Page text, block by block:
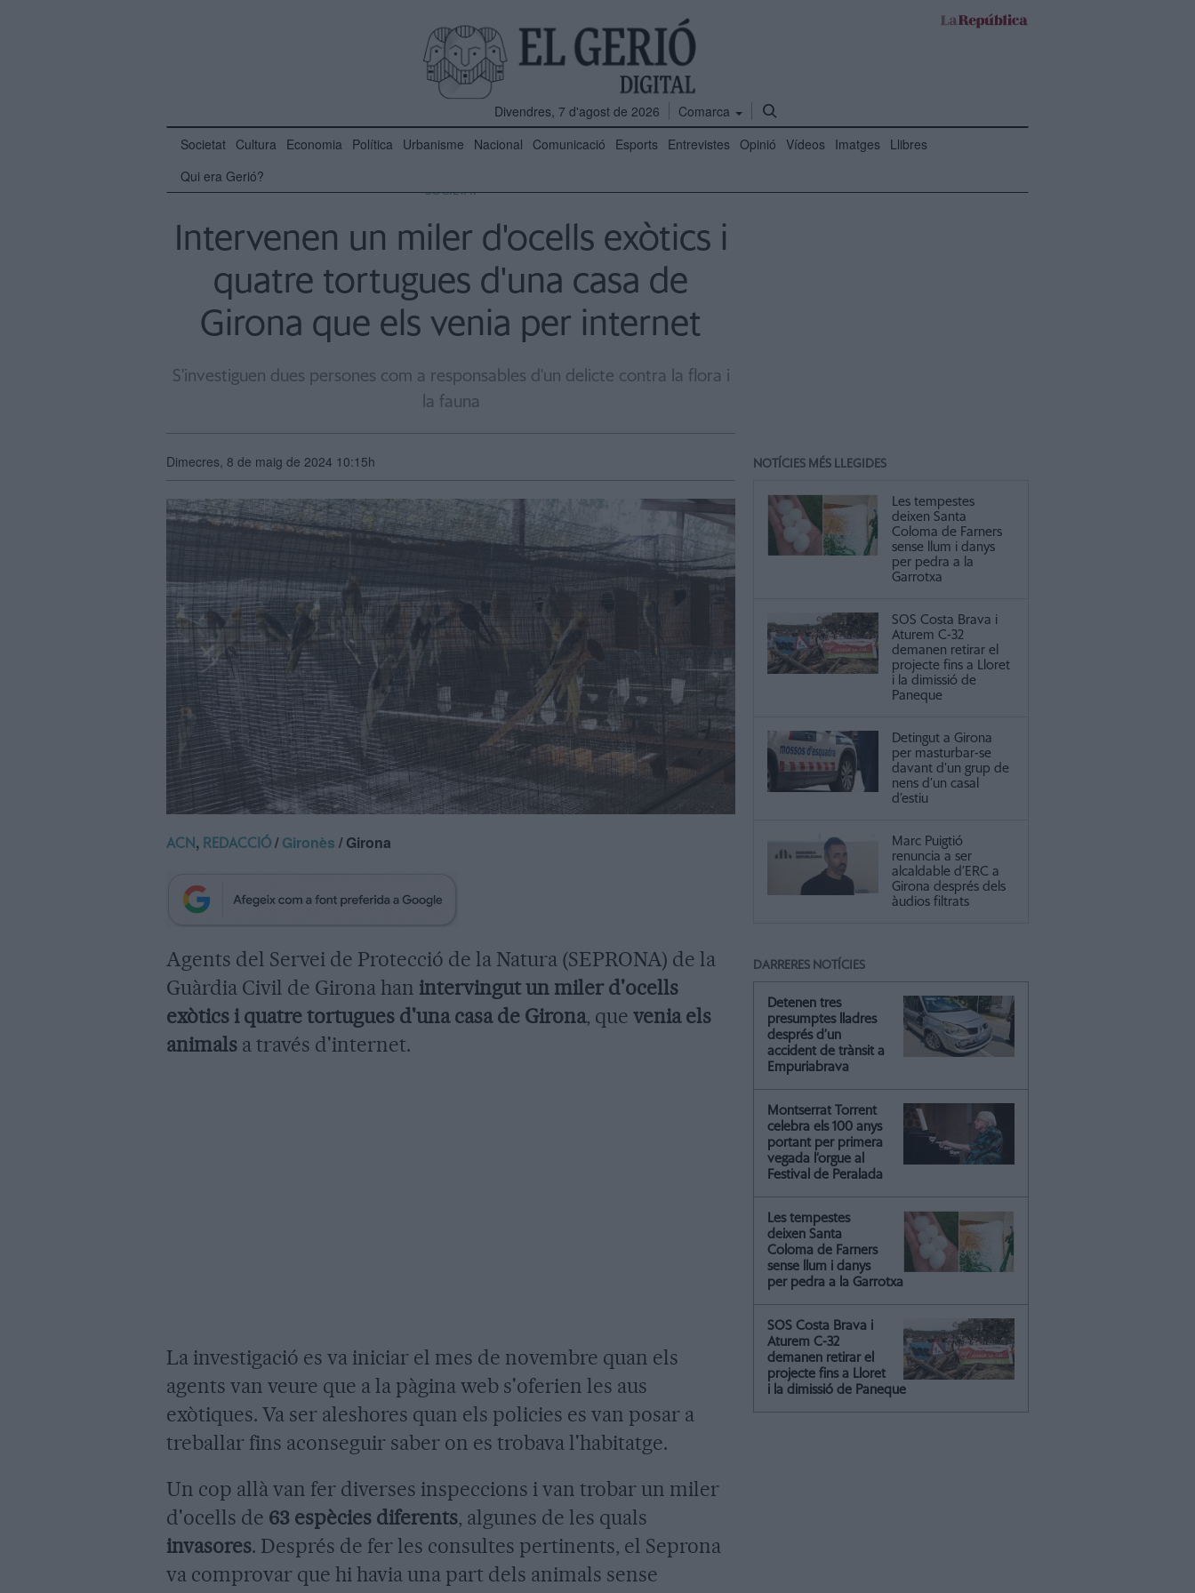
Divendres, 7 d'agost de 2026
Comarca
Societat Cultura Economia Política Urbanisme Nacional Comunicació Esports Entrevistes Opinió Vídeos Imatges Llibres
Qui era Gerió?
SOCIETAT
Intervenen un miler d'ocells exòtics i
quatre tortugues d'una casa de
Girona que els venia per internet
S'investiguen dues persones com a responsables d'un delicte contra la flora i
la fauna
Dimecres, 8 de maig de 2024 10:15h
ACN , REDACCIÓ /Gironès / Girona
Agents del Servei de Protecció de la Natura (SEPRONA) de la
Guàrdia Civil de Girona han intervingut un miler d'ocells
exòtics i quatre tortugues d'una casa de Girona, que venia els
animals a través d'internet.
La investigació es va iniciar el mes de novembre quan els
agents van veure que a la pàgina web s'oferien les aus
exòtiques. Va ser aleshores quan els policies es van posar a
treballar fins aconseguir saber on es trobava l'habitatge.
Un cop allà van fer diverses inspeccions i van trobar un miler
d'ocells de 63 espècies diferents, algunes de les quals
invasores. Després de fer les consultes pertinents, el Seprona
va comprovar que hi havia una part dels animals sense
NOTÍCIES MÉS LLEGIDES
Les tempestes
deixen Santa
Coloma de Farners
sense llum i danys
per pedra a la
Garrotxa
SOS Costa Brava i
Aturem C-32
demanen retirar el
projecte fins a Lloret
i la dimissió de
Paneque
Detingut a Girona
per masturbar-se
davant d’un grup de
nens d’un casal
d’estiu
Marc Puigtió
renuncia a ser
alcaldable d’ERC a
Girona després dels
àudios filtrats
DARRERES NOTÍCIES
Detenen tres
presumptes lladres
després d’un
accident de trànsit a
Empuriabrava
Montserrat Torrent
celebra els 100 anys
portant per primera
vegada l’orgue al
Festival de Peralada
Les tempestes
deixen Santa
Coloma de Farners
sense llum i danys
per pedra a la Garrotxa
SOS Costa Brava i
Aturem C-32
demanen retirar el
projecte fins a Lloret
i la dimissió de Paneque